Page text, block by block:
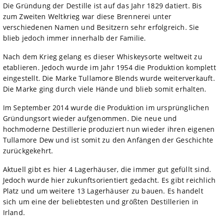
Die Gründung der Destille ist auf das Jahr 1829 datiert. Bis
zum Zweiten Weltkrieg war diese Brennerei unter
verschiedenen Namen und Besitzern sehr erfolgreich. Sie
blieb jedoch immer innerhalb der Familie.
Nach dem Krieg gelang es dieser Whiskeysorte weltweit zu
etablieren. Jedoch wurde im Jahr 1954 die Produktion komplett
eingestellt. Die Marke Tullamore Blends wurde weiterverkauft.
Die Marke ging durch viele Hände und blieb somit erhalten.
Im September 2014 wurde die Produktion im ursprünglichen
Gründungsort wieder aufgenommen. Die neue und
hochmoderne Destillerie produziert nun wieder ihren eigenen
Tullamore Dew und ist somit zu den Anfängen der Geschichte
zurückgekehrt.
Aktuell gibt es hier 4 Lagerhäuser, die immer gut gefüllt sind.
Jedoch wurde hier zukunftsorientiert gedacht. Es gibt reichlich
Platz und um weitere 13 Lagerhäuser zu bauen. Es handelt
sich um eine der beliebtesten und größten Destillerien in
Irland.